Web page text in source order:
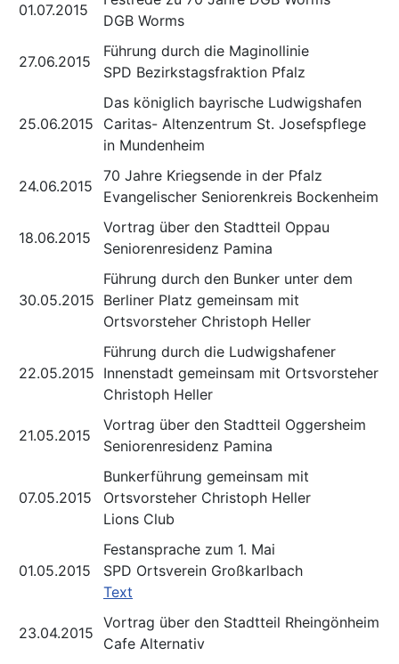
01.07.2015
DGB Worms
27.06.2015
Führung durch die Maginollinie
SPD Bezirkstagsfraktion Pfalz
25.06.2015
Das königlich bayrische Ludwigshafen
Caritas- Altenzentrum St. Josefspflege
in Mundenheim
24.06.2015
70 Jahre Kriegsende in der Pfalz
Evangelischer Seniorenkreis Bockenheim
18.06.2015
Vortrag über den Stadtteil Oppau
Seniorenresidenz Pamina
30.05.2015
Führung durch den Bunker unter dem
Berliner Platz gemeinsam mit
Ortsvorsteher Christoph Heller
22.05.2015
Führung durch die Ludwigshafener
Innenstadt gemeinsam mit Ortsvorsteher
Christoph Heller
21.05.2015
Vortrag über den Stadtteil Oggersheim
Seniorenresidenz Pamina
07.05.2015
Bunkerführung gemeinsam mit
Ortsvorsteher Christoph Heller
Lions Club
01.05.2015
Festansprache zum 1. Mai
SPD Ortsverein Großkarlbach
Text
23.04.2015
Vortrag über den Stadtteil Rheingönheim
Cafe Alternativ